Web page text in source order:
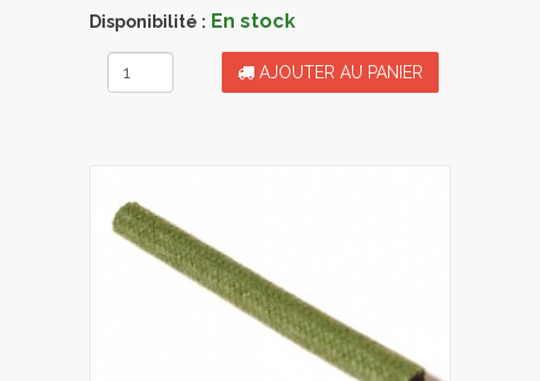
Disponibilité : En stock
AJOUTER AU PANIER